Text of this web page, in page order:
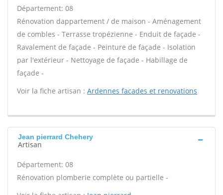
Département: 08
Rénovation dappartement / de maison - Aménagement
de combles - Terrasse tropézienne - Enduit de façade -
Ravalement de façade - Peinture de façade - Isolation
par l'extérieur - Nettoyage de façade - Habillage de
façade -
Voir la fiche artisan : Ardennes facades et renovations
Jean pierrard Chehery
Artisan
Département: 08
Rénovation plomberie complète ou partielle -